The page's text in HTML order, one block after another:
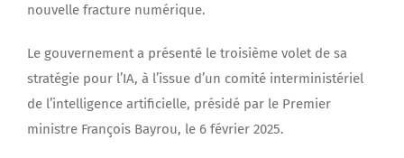
nouvelle fracture numérique.
Le gouvernement a présenté le troisième volet de sa
stratégie pour l’IA, à l’issue d’un comité interministériel
de l’intelligence artificielle, présidé par le Premier
ministre François Bayrou, le 6 février 2025.